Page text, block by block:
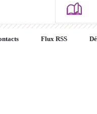
Flux RSS